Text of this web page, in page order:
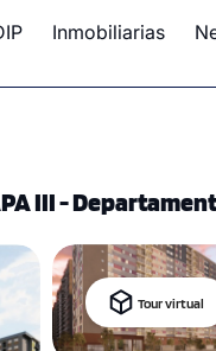
Inmobiliarias
III -
Tour virtual